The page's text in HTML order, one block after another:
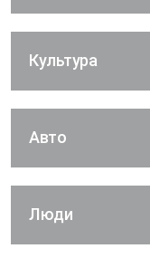
Культура
Авто
Люди